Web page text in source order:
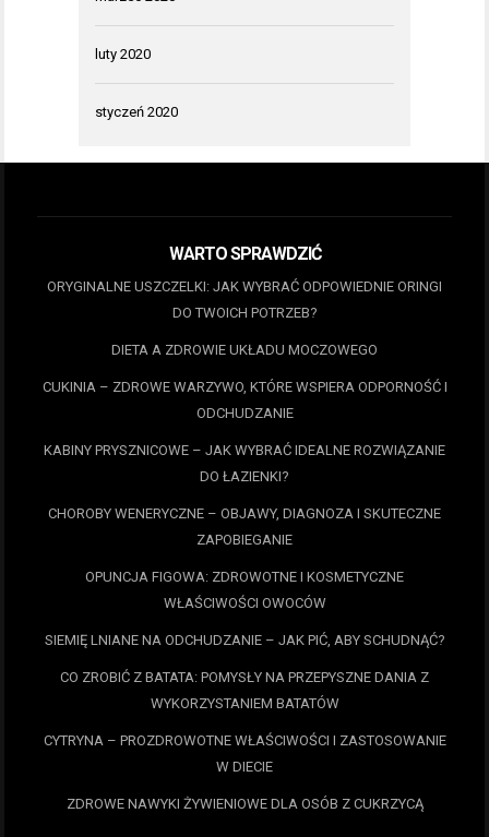
luty 2020
styczeń 2020
WARTO SPRAWDZIĆ
ORYGINALNE USZCZELKI: JAK WYBRAĆ ODPOWIEDNIE ORINGI
DO TWOICH POTRZEB?
DIETA A ZDROWIE UKŁADU MOCZOWEGO
CUKINIA – ZDROWE WARZYWO, KTÓRE WSPIERA ODPORNOŚĆ I
ODCHUDZANIE
KABINY PRYSZNICOWE – JAK WYBRAĆ IDEALNE ROZWIĄZANIE
DO ŁAZIENKI?
CHOROBY WENERYCZNE – OBJAWY, DIAGNOZA I SKUTECZNE
ZAPOBIEGANIE
OPUNCJA FIGOWA: ZDROWOTNE I KOSMETYCZNE
WŁAŚCIWOŚCI OWOCÓW
SIEMIĘ LNIANE NA ODCHUDZANIE – JAK PIĆ, ABY SCHUDNĄĆ?
CO ZROBIĆ Z BATATA: POMYSŁY NA PRZEPYSZNE DANIA Z
WYKORZYSTANIEM BATATÓW
CYTRYNA – PROZDROWOTNE WŁAŚCIWOŚCI I ZASTOSOWANIE
W DIECIE
ZDROWE NAWYKI ŻYWIENIOWE DLA OSÓB Z CUKRZYCĄ